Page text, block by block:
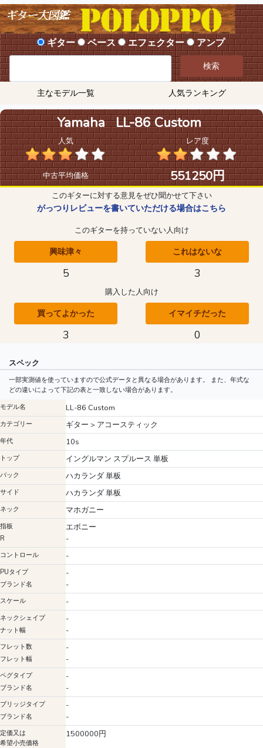
ギター ベース エフェクター アンプ
検索
主なモデル一覧 人気ランキング
Yamaha LL-86 Custom
人気 レア度
中古平均価格 551250円
このギターに対する意見をぜひ聞かせて下さい
がっつりレビューを書いていただける場合はこちら
このギターを持っていない人向け
興味津々
5
これはないな
3
購入した人向け
買ってよかった
3
イマイチだった
0
スペック
一部実測値を使っていますので公式データと異なる場合があります。 また、年式な
どの違いによって下記の表と一致しない場合があります。
モデル名
LL-86 Custom
カテゴリー ギター > アコースティック
年代 10s
トップ イングルマン スプルース 単板
バック ハカランダ 単板
サイド ハカランダ 単板
ネック マホガニー
指板
R
エボニー
-
コントロール -
PUタイプ
ブランド名
-
-
スケール -
ネックシェイプ
ナット幅
-
-
フレット数
フレット幅
-
-
ペグタイプ
ブランド名
-
-
ブリッジタイプ
ブランド名
-
-
定価又は
希望小売価格
1500000円